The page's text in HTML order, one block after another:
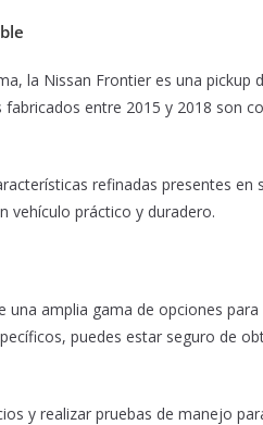
la Nissan Frontier es una
entre 2015 y 2018 son
refinadas presentes
vehículo práctico y duradero.
una amplia gama de opciones
puedes estar seguro de
y realizar pruebas de manejo